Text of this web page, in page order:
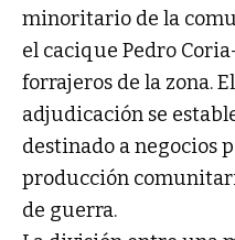
minoritario de la
el cacique Pedro
forrajeros de la zona.
adjudicación se
destinado a negocios
producción
de guerra.